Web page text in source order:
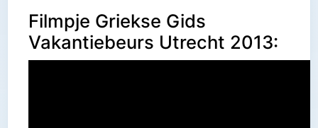
Filmpje Griekse Gids
Vakantiebeurs Utrecht 2013: